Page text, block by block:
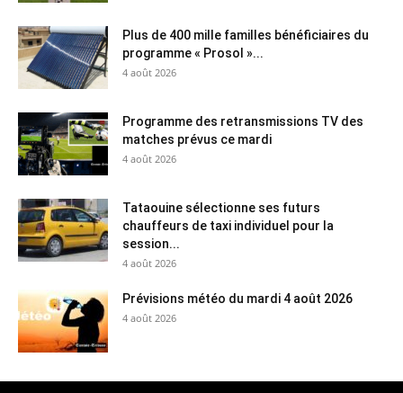
Plus de 400 mille familles bénéficiaires du
programme « Prosol »...
4 août 2026
Programme des retransmissions TV des
matches prévus ce mardi
4 août 2026
Tataouine sélectionne ses futurs
chauffeurs de taxi individuel pour la
session...
4 août 2026
Prévisions météo du mardi 4 août 2026
4 août 2026